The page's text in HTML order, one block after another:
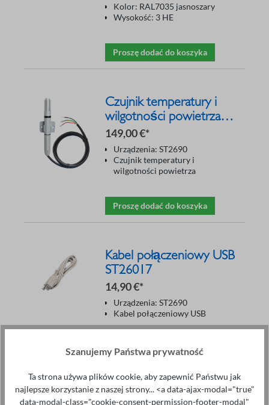
Kolor: RAL7035 jasnoszary
Wysokość: 3 HE
Proszę dodać do koszyka
Czujnik temperatury i
wilgotności powietrza
ST2690 THS
149,00 €*
Urządzenia: ST2690
Czujnik temperatury i
wilgotności powietrza
Proszę dodać do koszyka
Kabel połączeniowy USB
ST26017
14,90 €*
Urządzenia: ST2690
Kabel połączeniowy USB
Proszę dodać do koszyka
Kabel połączeniowy
Szanujemy Państwa prywatność
Ta strona używa plików cookie, aby zapewnić Państwu jak
najlepsze korzystanie z naszej strony... <a data-ajax-modal="true"
data-modal-class="cookie-consent-permission-footer-modal"